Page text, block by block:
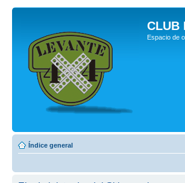
CLUB
Espacio de
Índice general